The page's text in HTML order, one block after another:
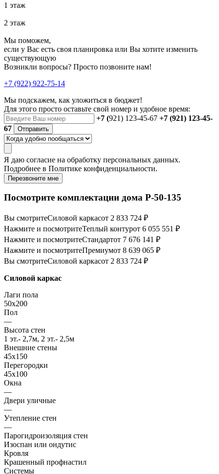
1 этаж
2 этаж
Мы поможем,
если у Вас есть своя планировка или Вы хотите изменить
существующую
Возникли вопросы? Просто позвоните нам!
+7 (922) 922-75-14
Мы подскажем, как уложиться в бюджет!
Для этого просто оставьте свой номер и удобное время:
+7 (921) 123-45-67 +7 (921) 123-45-
67
Отправить
Я даю согласие на обработку персональных данных.
Подробнее в Политике конфиденциальности.
Перезвоните мне
Посмотрите комплектации дома P-50-135
Вы смотритеСиловой каркасот 2 833 724 ₽
Нажмите и посмотритеТеплый контурот 6 055 551 ₽
Нажмите и посмотритеСтандартот 7 676 141 ₽
Нажмите и посмотритеПремиумот 8 639 065 ₽
Вы смотритеСиловой каркасот 2 833 724 ₽
Силовой каркас
Лаги пола
50x200
Пол
—
Высота стен
1 эт.- 2,7м, 2 эт.- 2,5м
Внешние стены
45х150
Перегородки
45х100
Окна
—
Двери уличные
—
Утепление стен
—
Парогидроизоляция стен
Изоспан или ондутис
Кровля
Крашенный профнастил
Системы